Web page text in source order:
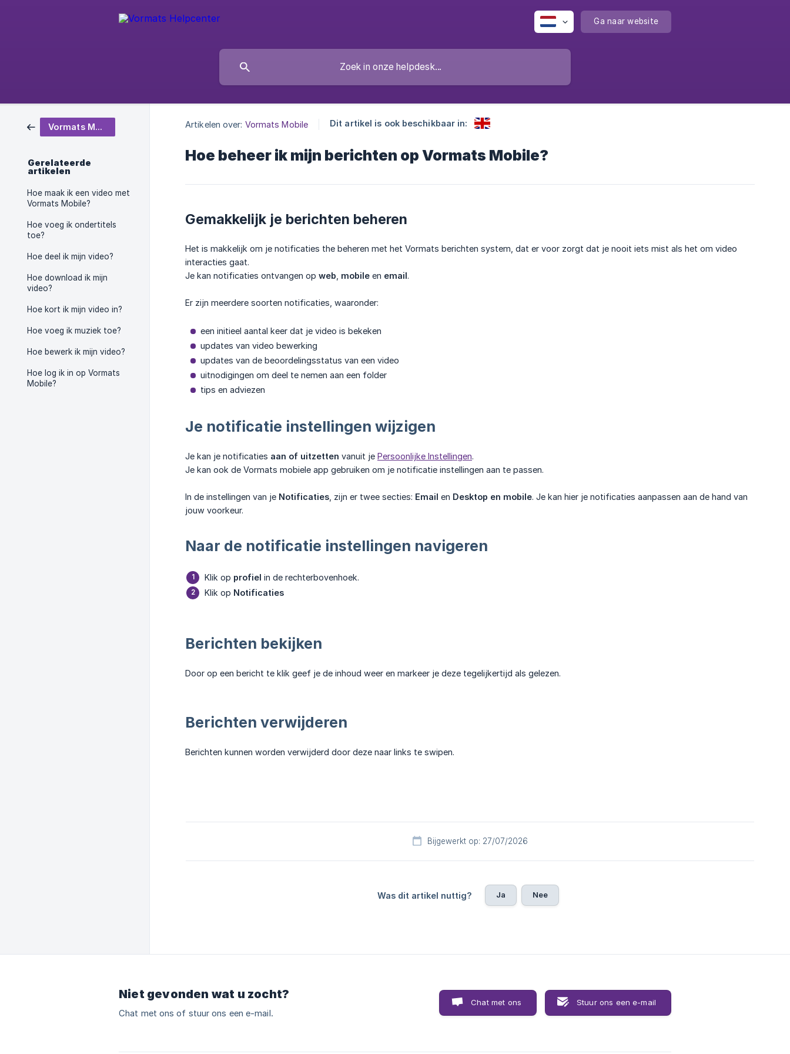
Ga naar website
Vormats Mobile
Gerelateerde
artikelen
Hoe maak ik een video met
Vormats Mobile?
Hoe voeg ik ondertitels
toe?
Hoe deel ik mijn video?
Hoe download ik mijn
video?
Hoe kort ik mijn video in?
Hoe voeg ik muziek toe?
Hoe bewerk ik mijn video?
Hoe log ik in op Vormats
Mobile?
Artikelen over: Vormats Mobile Dit artikel is ook beschikbaar in:
Hoe beheer ik mijn berichten op Vormats Mobile?
Gemakkelijk je berichten beheren
Het is makkelijk om je notificaties the beheren met het Vormats berichten system, dat er voor zorgt dat je nooit iets mist als het om video
interacties gaat.
Je kan notificaties ontvangen op web mobile en email.
Er zijn meerdere soorten notificaties, waaronder:
een initieel aantal keer dat je video is bekeken
updates van video bewerking
updates van de beoordelingsstatus van een video
uitnodigingen om deel te nemen aan een folder
tips en adviezen
Je notificatie instellingen wijzigen
Je kan je notificaties aan of uitzetten vanuit je Persoonlijke Instellingen.
Je kan ook de Vormats mobiele app gebruiken om je notificatie instellingen aan te passen.
In de instellingen van je Notificaties , zijn er twee secties: Email en Desktop en mobile. Je kan hier je notificaties aanpassen aan de hand van
jouw voorkeur.
Naar de notificatie instellingen navigeren
Klik op profiel in de rechterbovenhoek.
Klik op Notificaties
Berichten bekijken
Door op een bericht te klik geef je de inhoud weer en markeer je deze tegelijkertijd als gelezen.
Berichten verwijderen
Berichten kunnen worden verwijderd door deze naar links te swipen.
Bijgewerkt op: 27/07/2026
Was dit artikel nuttig? Ja Nee
Niet gevonden wat u zocht?
Chat met ons of stuur ons een e-mail.
Chat met ons Stuur ons een e-mail